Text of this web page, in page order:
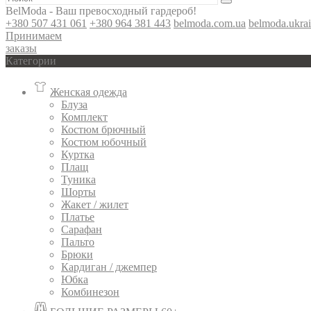
BelModa - Ваш превосходный гардероб!
+380 507 431 061 +380 964 381 443 belmoda.com.ua
Принимаем
заказы
Категории
Женская одежда
Блуза
Комплект
Костюм брючный
Костюм юбочный
Куртка
Плащ
Туника
Шорты
Жакет / жилет
Платье
Сарафан
Пальто
Брюки
Кардиган / джемпер
Юбка
Комбинезон